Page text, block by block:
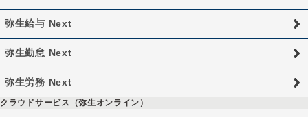
弥生給与 Next
弥生勤怠 Next
弥生労務 Next
クラウドサービス（弥生オンライン）